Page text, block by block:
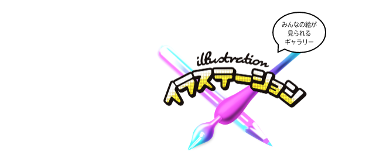
みんなからのお手紙が
みんなの絵が
見られる
ギャラリー